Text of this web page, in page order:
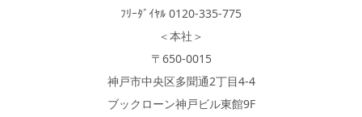
ﾌﾘｰﾀﾞｲﾔﾙ 0120-335-775
＜本社＞
〒650-0015
神戸市中央区多聞通2丁目4-4
ブックローン神戸ビル東館9F